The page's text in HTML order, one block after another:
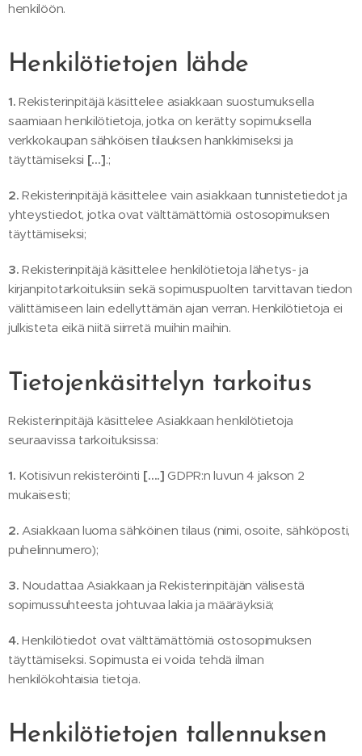
henkilöön.
Henkilötietojen lähde
1.Rekisterinpitäjä käsittelee asiakkaan suostumuksella
saamiaan henkilötietoja, jotka on kerätty sopimuksella
verkkokaupan sähköisen tilauksen hankkimiseksi ja
täyttämiseksi […].;
2.Rekisterinpitäjä käsittelee vain asiakkaan tunnistetiedot ja
yhteystiedot, jotka ovat välttämättömiä ostosopimuksen
täyttämiseksi;
3.Rekisterinpitäjä käsittelee henkilötietoja lähetys- ja
kirjanpitotarkoituksiin sekä sopimuspuolten tarvittavan tiedon
välittämiseen lain edellyttämän ajan verran. Henkilötietoja ei
julkisteta eikä niitä siirretä muihin maihin.
Tietojenkäsittelyn tarkoitus
Rekisterinpitäjä käsittelee Asiakkaan henkilötietoja
seuraavissa tarkoituksissa:
1. Kotisivun rekisteröinti [….] GDPR:n luvun 4 jakson 2
mukaisesti;
2.Asiakkaan luoma sähköinen tilaus (nimi, osoite, sähköposti,
puhelinnumero);
3. Noudattaa Asiakkaan ja Rekisterinpitäjän välisestä
sopimussuhteesta johtuvaa lakia ja määräyksiä;
4.Henkilötiedot ovat välttämättömiä ostosopimuksen
täyttämiseksi. Sopimusta ei voida tehdä ilman
henkilökohtaisia tietoja.
Henkilötietojen tallennuksen